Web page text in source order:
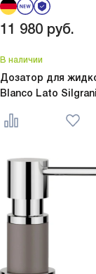
11 980 руб.
В наличии
Дозатор для
Blanco Lato
Lato Silgranit